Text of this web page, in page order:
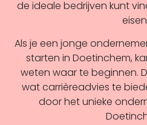
de ideale bedrijven kunt
Als je een jonge
starten in Doetinchem,
weten waar te beginnen.
wat carrièreadvies te
door het unieke